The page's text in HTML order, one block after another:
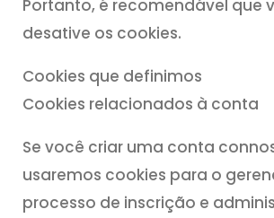
Portanto, é recomendável que
desative os cookies.
Cookies que definimos
Cookies relacionados à conta
Se você criar uma conta
usaremos cookies para o
processo de inscrição e